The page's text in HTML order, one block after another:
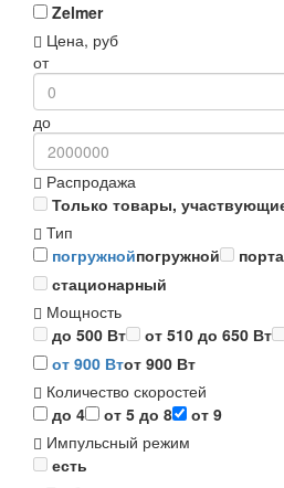
Zelmer
Цена, руб
от
до
Распродажа
Только товары,
Тип
погружнойпогружной
стационарный
Мощность
до 500 Вт
от 510 до 650 Вт
от 900 Втот 900 Вт
Количество скоростей
до 4
от 5 до 8
от 9
Импульсный режим
есть